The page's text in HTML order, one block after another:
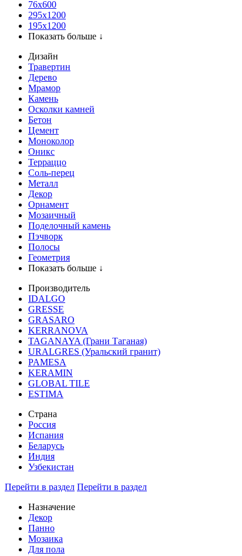
76х600
295х1200
195х1200
Показать больше ↓
Дизайн
Травертин
Дерево
Мрамор
Камень
Осколки камней
Бетон
Цемент
Моноколор
Оникс
Терраццо
Соль-перец
Металл
Декор
Орнамент
Мозаичный
Поделочный камень
Пэчворк
Полосы
Геометрия
Показать больше ↓
Производитель
IDALGO
GRESSE
GRASARO
KERRANOVA
TAGANAYA (Грани Таганая)
URALGRES (Уральский гранит)
PAMESA
KERAMIN
GLOBAL TILE
ESTIMA
Страна
Россия
Испания
Беларусь
Индия
Узбекистан
Перейти в раздел Перейти в раздел
Назначение
Декор
Панно
Мозаика
Для пола